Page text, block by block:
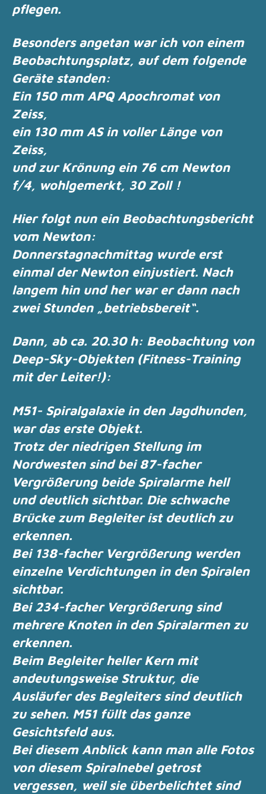
pflegen.
Besonders angetan war ich von einem
Beobachtungsplatz, auf dem folgende
Geräte standen:
Ein 150 mm APQ Apochromat von
Zeiss,
ein 130 mm AS in voller Länge von
Zeiss,
und zur Krönung ein 76 cm Newton
f/4, wohlgemerkt, 30 Zoll !
Hier folgt nun ein Beobachtungsbericht
vom Newton:
Donnerstagnachmittag wurde erst
einmal der Newton einjustiert. Nach
langem hin und her war er dann nach
zwei Stunden „betriebsbereit“.
Dann, ab ca. 20.30 h: Beobachtung von
Deep-Sky-Objekten (Fitness-Training
mit derLeiter!):
M51- Spiralgalaxie in den Jagdhunden,
war das erste Objekt.
Trotz der niedrigen Stellung im
Nordwesten sind bei 87-facher
Vergrößerung beide Spiralarme hell
und deutlich sichtbar. Die schwache
Brücke zum Begleiter ist deutlich zu
erkennen.
Bei 138-facher Vergrößerung werden
einzelne Verdichtungen in den Spiralen
sichtbar.
Bei 234-facher Vergrößerung sind
mehrere Knoten in den Spiralarmen zu
erkennen.
Beim Begleiter heller Kern mit
andeutungsweise Struktur, die
Ausläufer des Begleiters sinddeutlich
zu sehen. M51 füllt das ganze
Gesichtsfeld aus.
Bei diesem Anblick kann man alle Fotos
von diesem Spiralnebel getrost
vergessen, weil sie überbelichtet sind